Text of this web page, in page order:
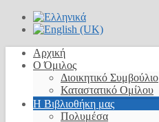
Αρχική
Ο Όμιλος
Διοικητικό Συμβούλιο
Καταστατικό Ομίλου
Η Βιβλιοθήκη μας
Πολυμέσα